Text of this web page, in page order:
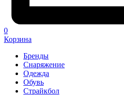
0
Корзина
Бренды
Снаряжение
Одежда
Обувь
Страйкбол